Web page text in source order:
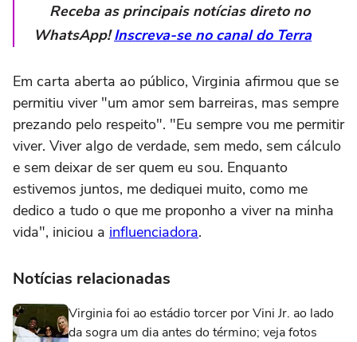
Receba as principais notícias direto no
WhatsApp!Inscreva-se no canal do Terra
Em carta aberta ao público, Virginia afirmou que se
permitiu viver "um amor sem barreiras, mas sempre
prezando pelo respeito". "Eu sempre vou me permitir
viver. Viver algo de verdade, sem medo, sem cálculo
e sem deixar de ser quem eu sou. Enquanto
estivemos juntos, me dediquei muito, como me
dedico a tudo o que me proponho a viver na minha
vida", iniciou a influenciadora.
Notícias relacionadas
Virginia foi ao estádio torcer por Vini Jr. ao lado
da sogra um dia antes do término; veja fotos